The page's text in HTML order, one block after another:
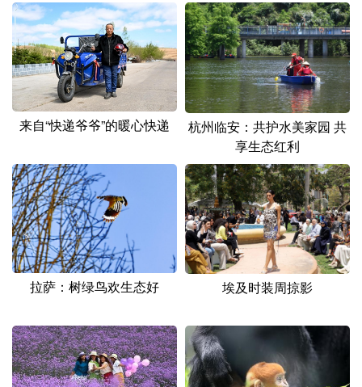
来自“快递爷爷”的暖心快递
杭州临安：共护水美家园 共
享生态红利
拉萨：树绿鸟欢生态好 埃及时装周掠影